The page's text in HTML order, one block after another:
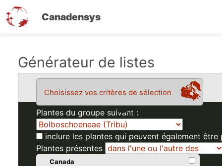
Canadensys
Générateur de listes
Choisissez vos critères de sélection
Plantes du groupe suivant :
inclure les plantes qui peuvent également
Plantes présentes
Canada